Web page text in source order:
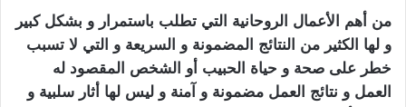
من أهم الأعمال الروحانية التي تطلب باستمرار و بشكل كبير
و لها الكثير من النتائج المضمونة و السريعة و التي لا تسبب
خطر على صحة و حياة الحبيب أو الشخص المقصود له
العمل و نتائج العمل مضمونة و آمنة و ليس لها أثار سلبية و